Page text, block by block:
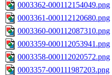
0003362-000112154049.png
0003361-000112120680.png
0003360-000112087310.png
0003359-000112053941.png
0003358-000112020572.png
0003357-000111987203.png